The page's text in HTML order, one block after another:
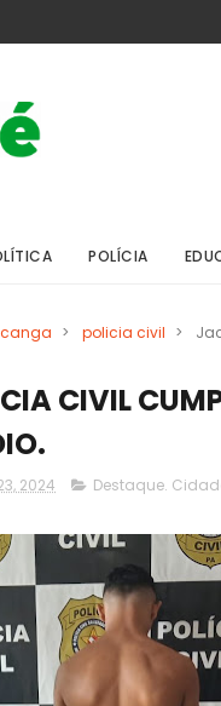
POLÍCIA
> policia civil >
CIVIL
2024 Destaque.